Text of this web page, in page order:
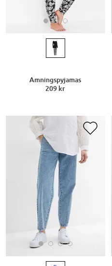
Amningspyjamas
209 kr